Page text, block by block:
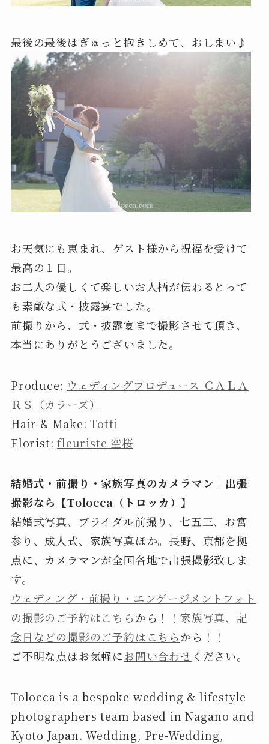
最後の最後はぎゅっと抱きしめて、おしまい♪
お天気にも恵まれ、ゲスト様から祝福を受けて
最高の１日。
お二人の優しくて楽しいお人柄が伝わるとって
も素敵な式・披露宴でした。
前撮りから、式・披露宴まで撮影させて頂き、
本当にありがとうございました。
Produce: ウェディングプロデュース ＣＡＬＡ
ＲＳ（カラーズ）
Hair & Make:Totti
Florist:fleuriste 空桜
結婚式・前撮り・家族写真のカメラマン｜出張
撮影なら【Tolocca（トロッカ）】
結婚式写真、ブライダル前撮り、七五三、お宮
参り、成人式、家族写真ほか。長野、京都を拠
点に、カメラマンが全国各地で出張撮影致しま
す。
ウェディング・前撮り・エンゲージメントフォト
の撮影のご予約はこちらから！！家族写真、記
念日などの撮影のご予約はこちらから！！
ご不明な点はお気軽にお問い合わせ ください。
Tolocca is a bespoke wedding & lifestyle
photographers team based in Nagano and
Kyoto Japan. Wedding, Pre-Wedding,